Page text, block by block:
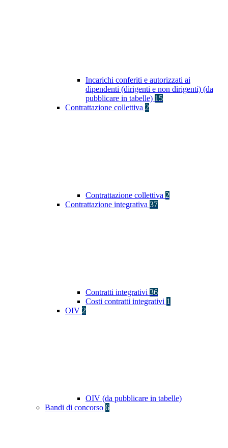
Incarichi conferiti e autorizzati ai
dipendenti (dirigenti e non dirigenti) (da
pubblicare in tabelle) 15
Contrattazione collettiva 2
Contrattazione collettiva 2
Contrattazione integrativa 37
Contratti integrativi 36
Costi contratti integrativi 1
OIV 2
OIV (da pubblicare in tabelle)
Bandi di concorso 6